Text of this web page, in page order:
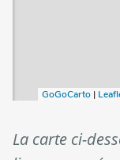
La carte ci-